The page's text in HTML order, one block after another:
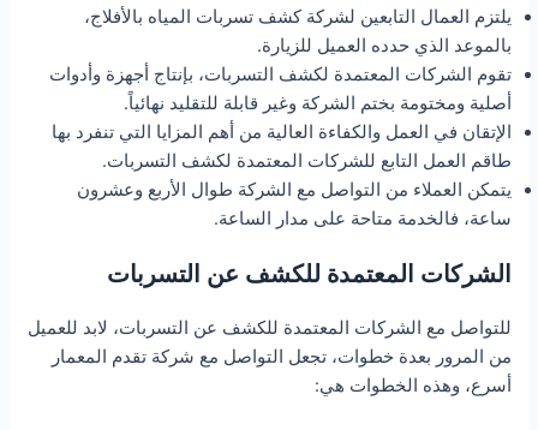
يلتزم العمال التابعين لشركة كشف تسربات المياه بالأفلاج،
بالموعد الذي حدده العميل للزيارة.
تقوم الشركات المعتمدة لكشف التسربات، بإنتاج أجهزة وأدوات
أصلية ومختومة بختم الشركة وغير قابلة للتقليد نهائياً.
الإتقان في العمل والكفاءة العالية من أهم المزايا التي تنفرد بها
طاقم العمل التابع للشركات المعتمدة لكشف التسربات.
يتمكن العملاء من التواصل مع الشركة طوال الأربع وعشرون
ساعة، فالخدمة متاحة على مدار الساعة.
الشركات المعتمدة للكشف عن التسربات
للتواصل مع الشركات المعتمدة للكشف عن التسربات، لابد للعميل
من المرور بعدة خطوات، تجعل التواصل مع شركة تقدم المعمار
أسرع، وهذه الخطوات هي: